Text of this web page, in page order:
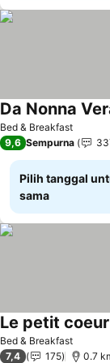
Bed & Breakfast
Da Nonna
9,6 Sempurna
Pilih tanggal
sama
Bed & Breakfast
Le petit
7,4 175 0.7